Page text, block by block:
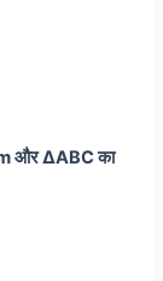
और ∆ABC का